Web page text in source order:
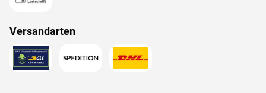
Versandarten